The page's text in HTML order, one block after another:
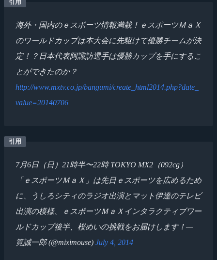
海外・国内のｅスポーツ情報満載！ｅスポーツＭａＸ
のワールドカップは本大会に先駆けて優勝チームが決
定！？日本代表阿諏訪選手は優勝カップを手にするこ
とができたのか？
http://www.mxtv.co.jp/bangumi/create_html2014.php?date_
value=20140706
7月6日（日）21時半〜22時 TOKYO MX2（092cg）
「ｅスポーツＭａＸ」は先日ｅスポーツを広めるため
に、うしろシティのラジオ出演とマット伊達のテレビ
出演の模様、ｅスポーツＭａＸインタラクティブワー
ルドカップ後半、桜めいの挑戦をお届けします！—
筧誠一郎 (@miximouse) July 4, 2014